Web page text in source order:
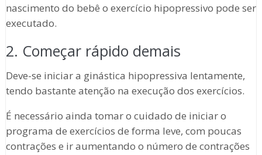
nascimento do bebê o exercício hipopressivo pode ser
executado.
2. Começar rápido demais
Deve-se iniciar a ginástica hipopressiva lentamente,
tendo bastante atenção na execução dos exercícios.
É necessário ainda tomar o cuidado de iniciar o
programa de exercícios de forma leve, com poucas
contrações e ir aumentando o número de contrações